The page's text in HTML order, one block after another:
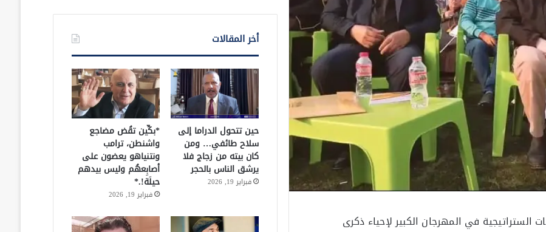
في المهرجان الكبير لإحياء ذكرى
أخر المقالات
حين تتحول الدراما إلى
سلاح طائفي… ومن
كان بيته من زجاج فلا
يرشق الناس بالحجر
فبراير 19, 2026
*بكِّين تقُض مضاجع
واشنطن، ترامب
ونتنياهو يعضون على
أصابِعهُم وليس بيدهم
حيلَة!.*
فبراير 19, 2026